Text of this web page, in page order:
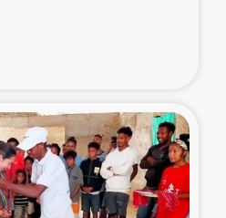
ー生産者支援
郡でのコーヒー畑改善事業